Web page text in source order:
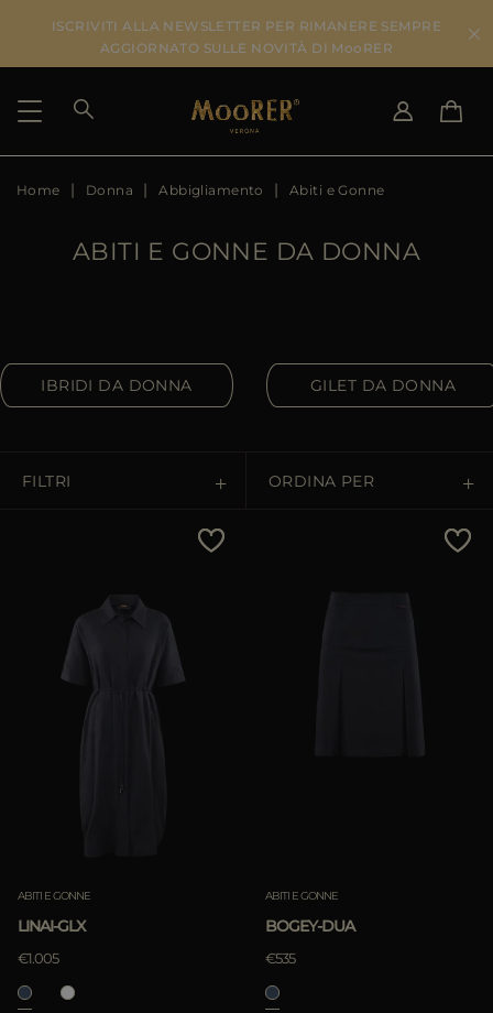
ISCRIVITI ALLA NEWSLETTER PER RIMANERE SEMPRE
AGGIORNATO SULLE NOVITÀ DI MooRER
PAESE DI SPEDIZIONE
DE
DK
FR
SELEZIONA LA LINGUA
IT
Home Donna Abbigliamento Abiti e Gonne
ABITI E GONNE DA DONNA
IBRIDI DA DONNA GILET DA DONNA
FILTRI ORDINA PER
Prezzo Decrescente
Più Venduti
Più Popolari
ABITI E GONNE
LINAI-GLX
€1.005
ABITI E GONNE
BOGEY-DUA
€535